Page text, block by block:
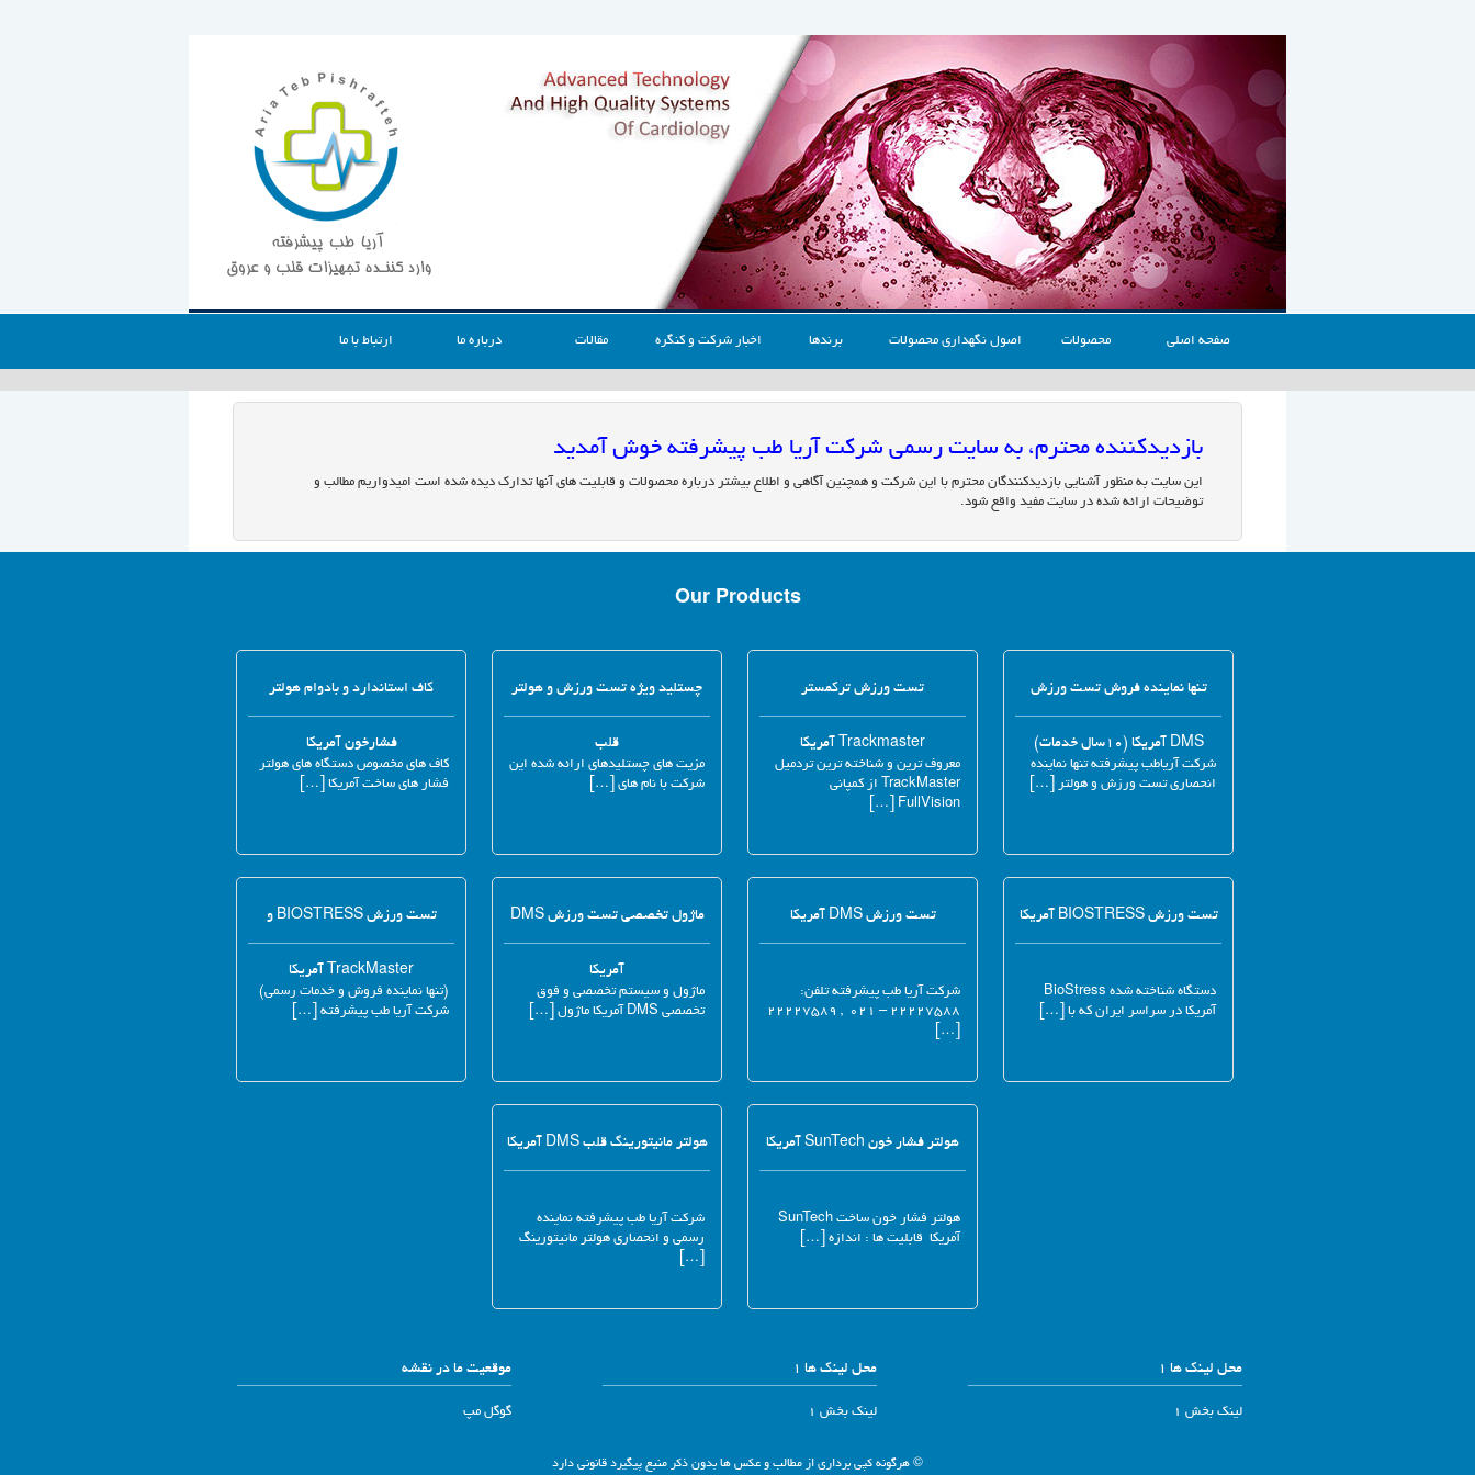
صفحه اصلی محصولات اصول نگهداری محصولات برندها اخبار شرکت و کنگره مقالات درباره ما ارتباط با ما
بازدیدکننده محترم، به سایت رسمی شرکت آریا طب پیشرفته خوش آمدید
این سایت به منظور آشنایی بازدیدکنندگان محترم با این شرکت و همچنین آگاهی و اطلاع بیشتر درباره محصولات و قابلیت های آنها تدارک دیده شده است امیدواریم مطالب و
توضیحات ارائه شده در سایت مفید واقع شود.
Our Products
تنها نماینده فروش تست ورزش
DMS آمریکا (۱۰سال خدمات)
شرکت آریاطب پیشرفته تنها نماینده
انحصاری تست ورزش و هولتر […]
تست ورزش ترکمستر
Trackmaster آمریکا
معروف ترین و شناخته ترین تردمیل
TrackMaster از کمپانی
FullVision […]
چستلید ویژه تست ورزش و هولتر
قلب
مزیت های چستلیدهای ارائه شده این
شرکت با نام های […]
کاف استاندارد و بادوام هولتر
فشارخون آمریکا
کاف های مخصوص دستگاه های هولتر
فشار های ساخت آمریکا […]
تست ورزش BIOSTRESS آمریکا
دستگاه شناخته شده BioStress
آمریکا در سراسر ایران که با […]
تست ورزش DMS آمریکا
شرکت آریا طب پیشرفته تلفن:
۲۲۲۲۷۵۸۸ – ۰۲۱ , ۲۲۲۲۷۵۸۹
[…]
ماژول تخصصی تست ورزش DMS
آمریکا
ماژول و سیستم تخصصی و فوق
تخصصی DMS آمریکا ماژول […]
تست ورزش BIOSTRESS و
TrackMaster آمریکا
(تنها نماینده فروش و خدمات رسمی)
شرکت آریا طب پیشرفته […]
هولتر فشار خون SunTech آمریکا
هولتر فشار خون ساخت SunTech
آمریکا قابلیت ها : اندازه […]
هولتر مانیتورینگ قلب DMS آمریکا
شرکت آریا طب پیشرفته نماینده
رسمی و انحصاری هولتر مانیتورینگ
[…]
محل لینک ها 1
لینک بخش 1
محل لینک ها 1
لینک بخش 1
موقعیت ما در نقشه
گوگل مپ
© هرگونه کپی برداری از مطالب و عکس ها بدون ذکر منبع پیگیرد قانونی دارد